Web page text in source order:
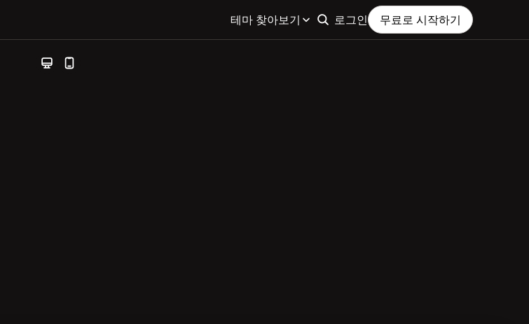
테마 찾아보기 로그인 무료로 시작하기